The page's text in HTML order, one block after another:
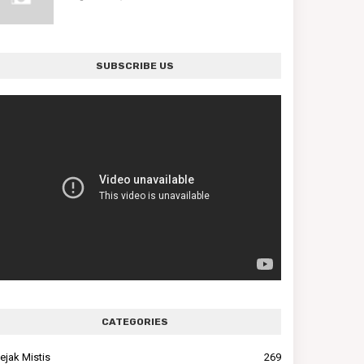
SUBSCRIBE US
CATEGORIES
Mistis 269